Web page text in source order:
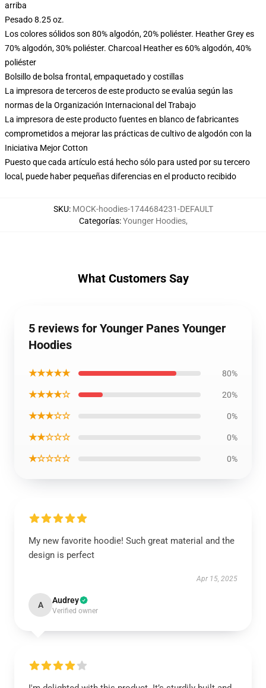
arriba
Pesado 8.25 oz.
Los colores sólidos son 80% algodón, 20% poliéster. Heather Grey es
70% algodón, 30% poliéster. Charcoal Heather es 60% algodón, 40%
poliéster
Bolsillo de bolsa frontal, empaquetado y costillas
La impresora de terceros de este producto se evalúa según las
normas de la Organización Internacional del Trabajo
La impresora de este producto fuentes en blanco de fabricantes
comprometidos a mejorar las prácticas de cultivo de algodón con la
Iniciativa Mejor Cotton
Puesto que cada artículo está hecho sólo para usted por su tercero
local, puede haber pequeñas diferencias en el producto recibido
SKU: MOCK-hoodies-1744684231-DEFAULT
Categorías:Younger Hoodies,
What Customers Say
5 reviews for Younger Panes Younger
Hoodies
★★★★★ 80%
★★★★☆ 20%
★★★☆☆ 0%
★★☆☆☆ 0%
★☆☆☆☆ 0%
My new favorite hoodie! Such great material and the
design is perfect
Apr 15, 2025
A Audrey
Verified owner